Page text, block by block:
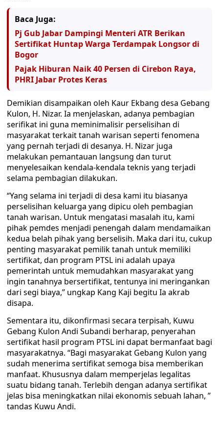
Baca Juga:
Pj Gub Jabar Dampingi Menteri ATR Berikan
Sertifikat Huntap Warga Terdampak Longsor di
Bogor
Pajak Hiburan Naik 40 Persen di Cirebon Raya,
PHRI Jabar Protes Keras
Demikian disampaikan oleh Kaur Ekbang desa Gebang
Kulon, H. Nizar. Ia menjelaskan, adanya pembagian
serifikat ini guna meminimalisir perselisihan di
masyarakat terkait tanah warisan seperti fenomena
yang pernah terjadi di desanya. H. Nizar juga
melakukan pemantauan langsung dan turut
menyelesaikan kendala-kendala teknis yang terjadi
selama pembagian dilakukan.
“Yang selama ini terjadi di desa kami itu biasanya
perselisihan keluarga yang dipicu oleh pembagian
tanah warisan. Untuk mengatasi masalah itu, kami
pihak pemdes menjadi penengah dalam mendamaikan
kedua belah pihak yang berselisih. Maka dari itu, cukup
penting masyarakat pemilik tanah untuk memiliki
sertifikat, dan program PTSL ini adalah upaya
pemerintah untuk memudahkan masyarakat yang
ingin tanahnya bersertifikat, tentunya ini meringankan
dari segi biaya,” ungkap Kang Kaji begitu Ia akrab
disapa.
Sementara itu, dikonfirmasi secara terpisah, Kuwu
Gebang Kulon Andi Subandi berharap, penyerahan
sertifikat hasil program PTSL ini dapat bermanfaat bagi
masyarakatnya. “Bagi masyarakat Gebang Kulon yang
sudah menerima sertifikat semoga bisa memberikan
manfaat. Khususnya dalam memperjelas legalitas
suatu bidang tanah. Terlebih dengan adanya sertifikat
jelas bisa meningkatkan nilai ekonomis sebuah lahan, ”
tandas Kuwu Andi.